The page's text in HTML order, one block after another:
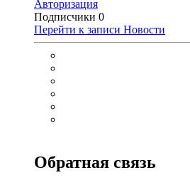
Авторизация
Подписчики 0
Перейти к записи Новости
Обратная связь